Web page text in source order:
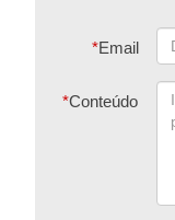
*Email
*Conteúdo